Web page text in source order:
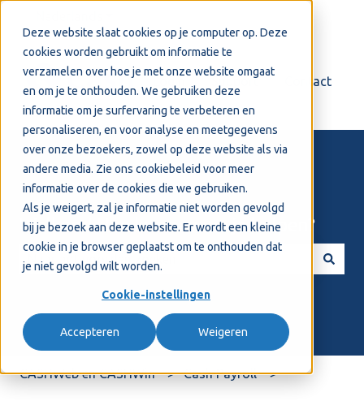
Deze website slaat cookies op je computer op. Deze
cookies worden gebruikt om informatie te
verzamelen over hoe je met onze website omgaat
en om je te onthouden. We gebruiken deze
informatie om je surfervaring te verbeteren en
personaliseren, en voor analyse en meetgegevens
over onze bezoekers, zowel op deze website als via
andere media. Zie ons cookiebeleid voor meer
informatie over de cookies die we gebruiken.
Als je weigert, zal je informatie niet worden gevolgd
bij je bezoek aan deze website. Er wordt een kleine
cookie in je browser geplaatst om te onthouden dat
je niet gevolgd wilt worden.
Cookie-instellingen
Accepteren Weigeren
Support Contact
Welkom! Hoe kunnen we je helpen?
CASHWeb en CASHWin Cash Payroll